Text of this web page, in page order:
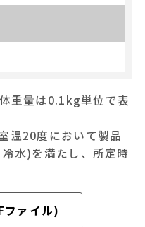
重量は0.1kg単位で表
温20度において製品
水)を満たし、所定時
ファイル)